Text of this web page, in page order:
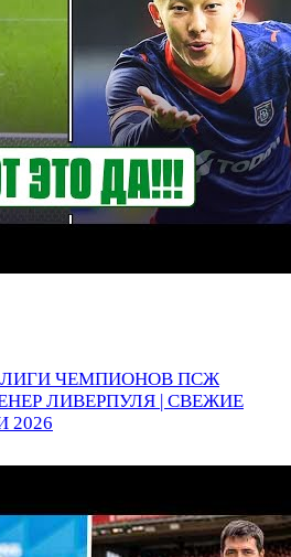
ЧЕМПИОНОВ ПСЖ
ЛИВЕРПУЛЯ | СВЕЖИЕ
2026